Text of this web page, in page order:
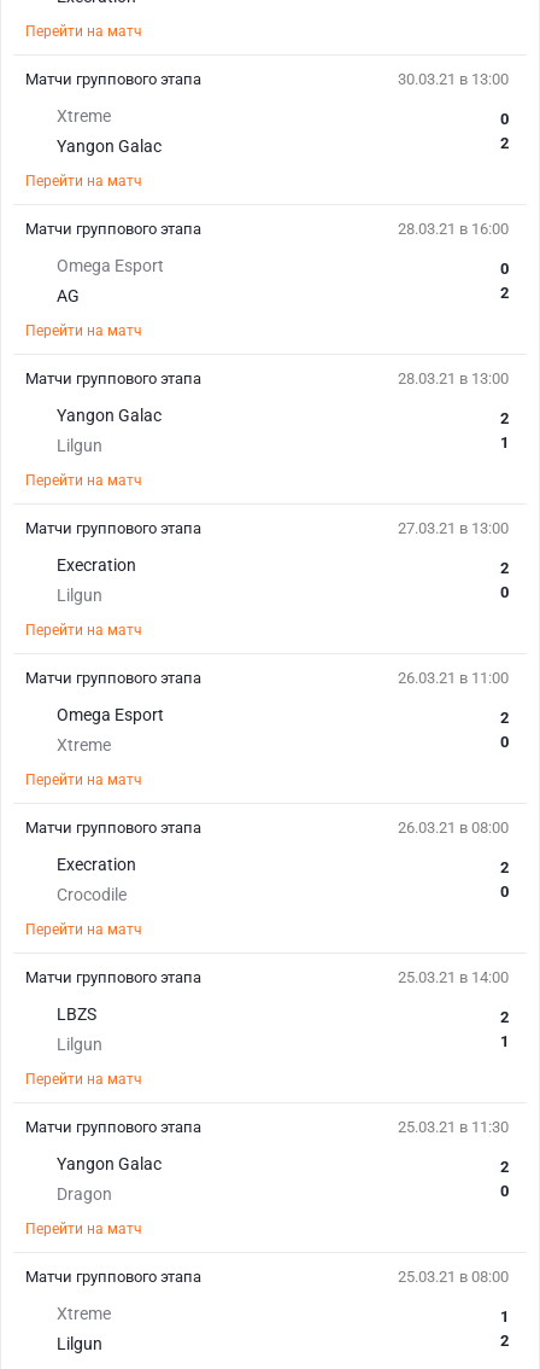
Перейти на матч
30.03.21 в 13:00
Xtreme
Yangon Galac
0
2
Перейти на матч
Матчи группового этапа
28.03.21 в 16:00
Omega Esport
AG
0
2
Перейти на матч
Матчи группового этапа
28.03.21 в 13:00
Yangon Galac
Lilgun
2
1
Перейти на матч
Матчи группового этапа
27.03.21 в 13:00
Execration
Lilgun
2
0
Перейти на матч
Матчи группового этапа
26.03.21 в 11:00
Omega Esport
Xtreme
2
0
Перейти на матч
Матчи группового этапа
26.03.21 в 08:00
Execration
Crocodile
2
0
Перейти на матч
Матчи группового этапа
25.03.21 в 14:00
LBZS
Lilgun
2
1
Перейти на матч
Матчи группового этапа
25.03.21 в 11:30
Yangon Galac
Dragon
2
0
Перейти на матч
Матчи группового этапа
25.03.21 в 08:00
Xtreme
Lilgun
1
2
Матчи группового этапа